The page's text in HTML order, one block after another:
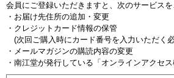
会員にご登録いただきますと、次のサービスを
・お届け先住所の追加・変更
・クレジットカード情報の保管
(次回ご購入時にカード番号を入力いただく
・メールマガジンの購読内容の変更
・南江堂が発行している「オンラインアクセ